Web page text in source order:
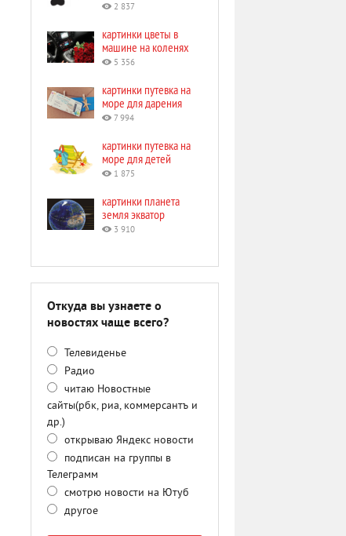
2 837
картинки цветы в
машине на коленях
5 356
картинки путевка на
море для дарения
7 994
картинки путевка на
море для детей
1 875
картинки планета
земля экватор
3 910
Откуда вы узнаете о
новостях чаще всего?
Телевиденье
Радио
читаю Новостные
сайты(рбк, риа, коммерсантъ и
др.)
открываю Яндекс новости
подписан на группы в
Телеграмм
смотрю новости на Ютуб
другое